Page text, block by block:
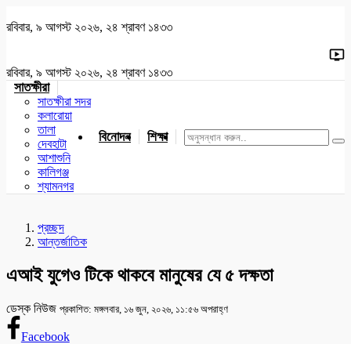
রবিবার, ৯ আগস্ট ২০২৬, ২৪ শ্রাবণ ১৪৩৩
রবিবার, ৯ আগস্ট ২০২৬, ২৪ শ্রাবণ ১৪৩৩
সাতক্ষীরা
সাতক্ষীরা সদর
কলারোয়া
তালা
দেবহাটা
আশাশুনি
কালিগঞ্জ
শ্যামনগর
বিনোদন শিক্ষা খেলাধুলা জাতীয় যশোর
প্রচ্ছদ
আন্তর্জাতিক
এআই যুগেও টিকে থাকবে মানুষের যে ৫ দক্ষতা
ডেস্ক নিউজ প্রকাশিত: মঙ্গলবার, ১৬ জুন, ২০২৬, ১১:৫৬ অপরাহ্ণ
Facebook